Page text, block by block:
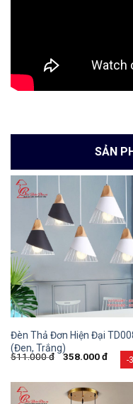
SẢN
-
Đèn Thả Đơn Hiện Đại
(Đen, Trắng)
511.000đ 358.000đ